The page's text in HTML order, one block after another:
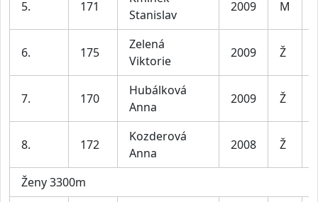
5. 171
Stanislav
2009 M
6. 175
Zelená
Viktorie
2009 Ž
7. 170
Hubálková
Anna
2009 Ž
8. 172
Kozderová
Anna
2008 Ž
Ženy 3300m